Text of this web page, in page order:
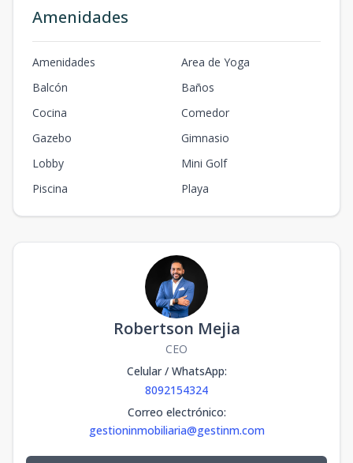
Amenidades
Amenidades
Area de Yoga
Balcón
Baños
Cocina
Comedor
Gazebo
Gimnasio
Lobby
Mini Golf
Piscina
Playa
Robertson Mejia
CEO
Celular / WhatsApp:
8092154324
Correo electrónico:
gestioninmobiliaria@gestinm.com